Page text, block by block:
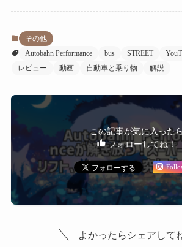
その他
Autobahn Performance
bus STREET
レビュー
動画 自動車と乗り物 解説
この記事が気に入った
フォローしてね！
よかったらシェアして